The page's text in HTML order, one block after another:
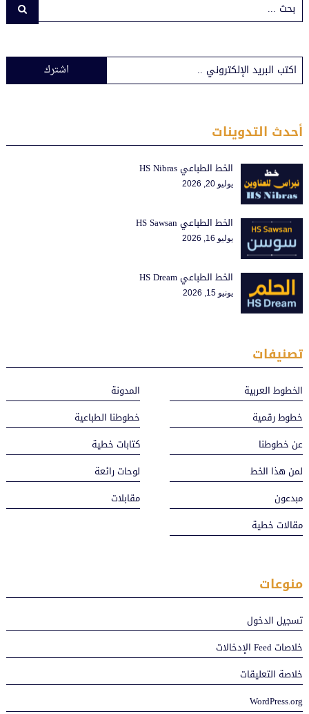
اشترك
أحدث التدوينات
الخط الطباعي HS Nibras
يوليو 20, 2026
الخط الطباعي HS Sawsan
يوليو 16, 2026
الخط الطباعي HS Dream
يونيو 15, 2026
تصنيفات
الخطوط العربية
المدونة
خطوط رقمية
خطوطنا الطباعية
عن خطوطنا
كتابات خطية
لمن هذا الخط
لوحات رائعة
مبدعون
مقابلات
مقالات خطية
منوعات
تسجيل الدخول
خلاصات Feed الإدخالات
خلاصة التعليقات
WordPress.org